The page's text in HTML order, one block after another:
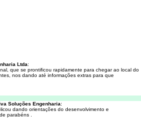
Ltda:
que se prontificou rapidamente para chegar ao local do
nos dando até informações extras para que
Soluções Engenharia:
dando orientações do desenvolvimento e
parabéns .